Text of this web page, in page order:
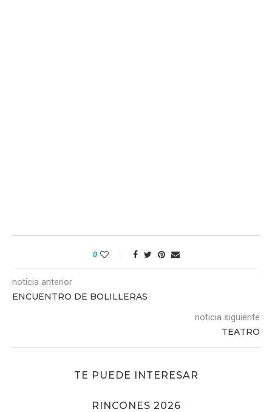
0
noticia anterior
ENCUENTRO DE BOLILLERAS
noticia siguiente
TEATRO
TE PUEDE INTERESAR
RINCONES 2026